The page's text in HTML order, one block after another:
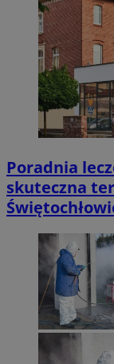
Poradnia
skuteczna